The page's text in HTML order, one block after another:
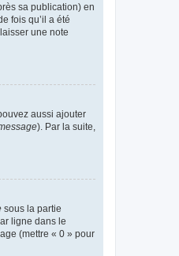
sa publication) en
fois qu’il a été
une note
aussi ajouter
). Par la suite,
sous la partie
ligne dans le
(mettre « 0 » pour